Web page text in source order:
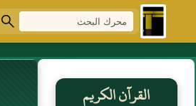
القرآن الكريم